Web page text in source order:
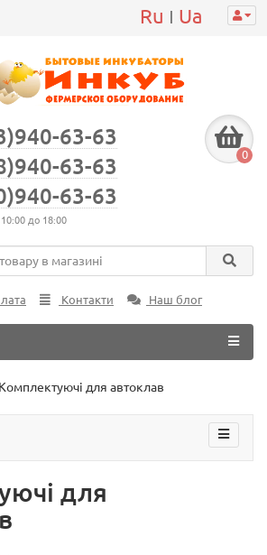
Ru | Ua
63-63
63-63
63-63
до 18:00
0
Контакти Наш блог
Комплектуючі для автоклав
для